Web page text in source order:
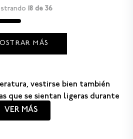
18 de 36
MÁS
vestirse bien también
que se sientan ligeras durante
playa para mujer
de sol, brisa y planes que
VER MÁS